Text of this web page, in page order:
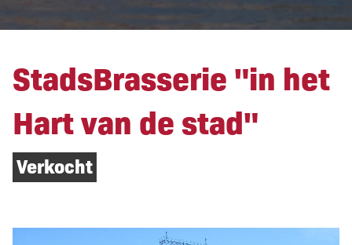
StadsBrasserie "in het
Hart van de stad"
Verkocht